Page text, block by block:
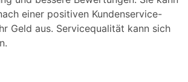
einer positiven Kundenservice-
Geld aus. Servicequalität kann sich